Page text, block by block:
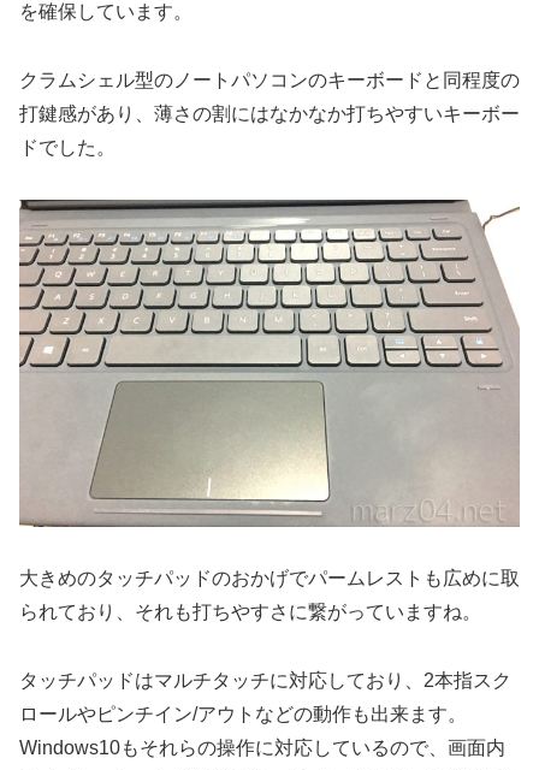
を確保しています。
クラムシェル型のノートパソコンのキーボードと同程度の
打鍵感があり、薄さの割にはなかなか打ちやすいキーボー
ドでした。
大きめのタッチパッドのおかげでパームレストも広めに取
られており、それも打ちやすさに繋がっていますね。
タッチパッドはマルチタッチに対応しており、2本指スク
ロールやピンチイン/アウトなどの動作も出来ます。
Windows10もそれらの操作に対応しているので、画面内